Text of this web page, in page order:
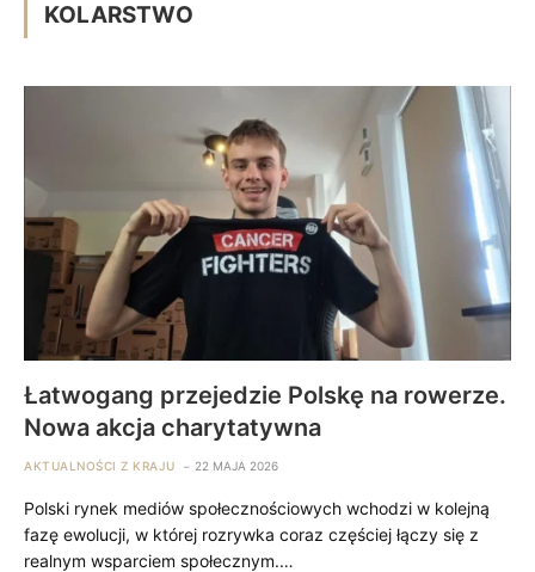
KOLARSTWO
Łatwogang przejedzie Polskę na rowerze.
Nowa akcja charytatywna
AKTUALNOŚCI Z KRAJU 22 MAJA 2026
Polski rynek mediów społecznościowych wchodzi w kolejną
fazę ewolucji, w której rozrywka coraz częściej łączy się z
realnym wsparciem społecznym.…